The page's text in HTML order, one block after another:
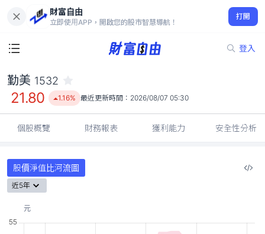
財富自由
立即使用APP，開啟您的股市智慧導航！
打開
登入
21.80
1.16%
勤美 1532
21.80 1.16% 最近更新時間： 2026/08/07 05:30
個股概覽 財務報表 獲利能力 安全性分析
股價淨值比河流圖
近5年